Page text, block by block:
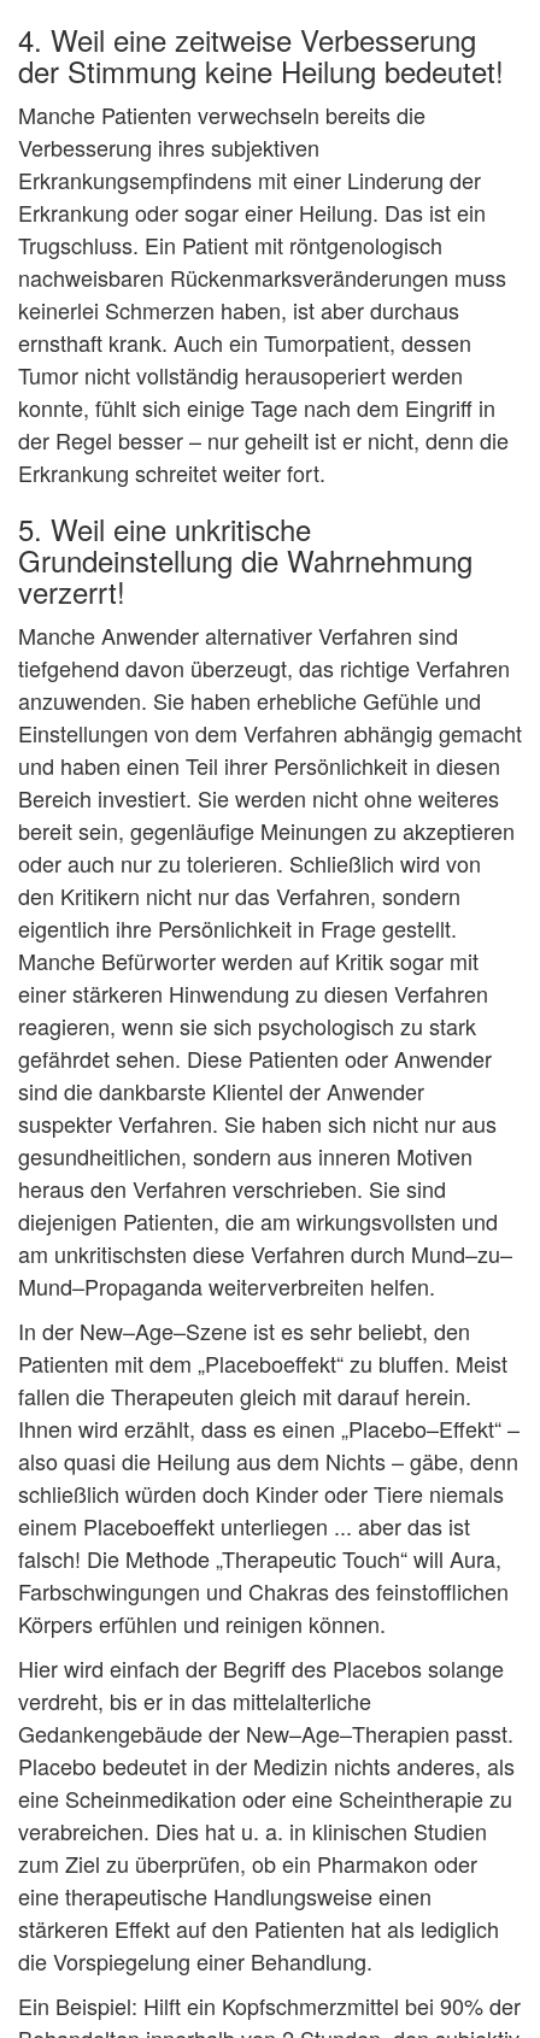
4. Weil eine zeitweise Verbesserung
der Stimmung keine Heilung bedeutet!
Manche Patienten verwechseln bereits die
Verbesserung ihres subjektiven
Erkrankungsempfindens mit einer Linderung der
Erkrankung oder sogar einer Heilung. Das ist ein
Trugschluss. Ein Patient mit röntgenologisch
nachweisbaren Rückenmarksveränderungen muss
keinerlei Schmerzen haben, ist aber durchaus
ernsthaft krank. Auch ein Tumorpatient, dessen
Tumor nicht vollständig herausoperiert werden
konnte, fühlt sich einige Tage nach dem Eingriff in
der Regel besser – nur geheilt ist er nicht, denn die
Erkrankung schreitet weiter fort.
5. Weil eine unkritische
Grundeinstellung die Wahrnehmung
verzerrt!
Manche Anwender alternativer Verfahren sind
tiefgehend davon überzeugt, das richtige Verfahren
anzuwenden. Sie haben erhebliche Gefühle und
Einstellungen von dem Verfahren abhängig gemacht
und haben einen Teil ihrer Persönlichkeit in diesen
Bereich investiert. Sie werden nicht ohne weiteres
bereit sein, gegenläufige Meinungen zu akzeptieren
oder auch nur zu tolerieren. Schließlich wird von
den Kritikern nicht nur das Verfahren, sondern
eigentlich ihre Persönlichkeit in Frage gestellt.
Manche Befürworter werden auf Kritik sogar mit
einer stärkeren Hinwendung zu diesen Verfahren
reagieren, wenn sie sich psychologisch zu stark
gefährdet sehen. Diese Patienten oder Anwender
sind die dankbarste Klientel der Anwender
suspekter Verfahren. Sie haben sich nicht nur aus
gesundheitlichen, sondern aus inneren Motiven
heraus den Verfahren verschrieben. Sie sind
diejenigen Patienten, die am wirkungsvollsten und
am unkritischsten diese Verfahren durch Mund–zu–
Mund–Propaganda weiterverbreiten helfen.
In der New–Age–Szene ist es sehr beliebt, den
Patienten mit dem „Placeboeffekt“ zu bluffen. Meist
fallen die Therapeuten gleich mit darauf herein.
Ihnen wird erzählt, dass es einen „Placebo–Effekt“ –
also quasi die Heilung aus dem Nichts – gäbe, denn
schließlich würden doch Kinder oder Tiere niemals
einem Placeboeffekt unterliegen ... aber das ist
falsch! Die Methode „Therapeutic Touch“ will Aura,
Farbschwingungen und Chakras des feinstofflichen
Körpers erfühlen und reinigen können.
Hier wird einfach der Begriff des Placebos solange
verdreht, bis er in das mittelalterliche
Gedankengebäude der New–Age–Therapien passt.
Placebo bedeutet in der Medizin nichts anderes, als
eine Scheinmedikation oder eine Scheintherapie zu
verabreichen. Dies hat u. a. in klinischen Studien
zum Ziel zu überprüfen, ob ein Pharmakon oder
eine therapeutische Handlungsweise einen
stärkeren Effekt auf den Patienten hat als lediglich
die Vorspiegelung einer Behandlung.
Ein Beispiel: Hilft ein Kopfschmerzmittel bei 90% der